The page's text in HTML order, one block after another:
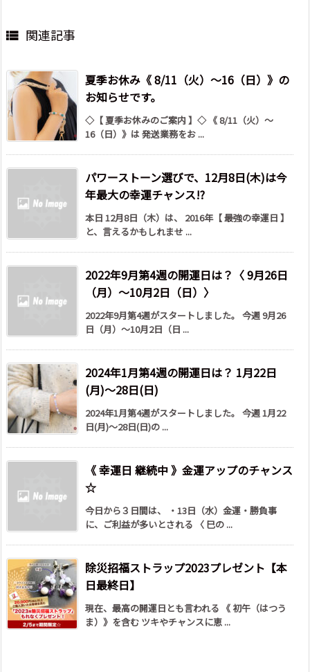
 関連記事
夏季お休み《 8/11（火）～16（日）》の
お知らせです。
◇【 夏季お休みのご案内 】◇ 《 8/11（火）～
16（日）》は 発送業務をお ...
パワーストーン選びで、12月8日(木)は今
年最大の幸運チャンス!?
本日 12月8日（木）は、 2016年【 最強の幸運日 】
と、言えるかもしれませ ...
2022年9月第4週の開運日は？〈 9月26日
（月）～10月2日（日）〉
2022年9月第4週がスタートしました。 今週 9月26
日（月）～10月2日（日 ...
2024年1月第4週の開運日は？ 1月22日
(月)～28日(日)
2024年1月第4週がスタートしました。 今週 1月22
日(月)～28日(日)の ...
《 幸運日 継続中 》金運アップのチャンス
☆
今日から３日間は、 ・13日（水）金運・勝負事
に、ご利益が多いとされる 〈 巳の ...
除災招福ストラップ2023プレゼント【本
日最終日】
現在、最高の開運日とも言われる 《 初午（はつう
ま）》を含む ツキやチャンスに恵 ...